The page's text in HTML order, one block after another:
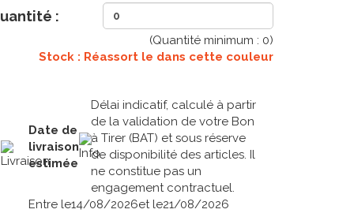
:
(Quantité minimum : 0)
Stock : Réassort le dans cette couleur
Date de
livraison
estimée
Délai indicatif, calculé à partir
de la validation de votre Bon
à Tirer (BAT) et sous réserve
de disponibilité des articles. Il
ne constitue pas un
engagement contractuel.
Entre le14/08/2026et le21/08/2026